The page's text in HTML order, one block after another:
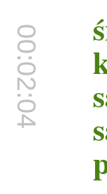
00:02:04